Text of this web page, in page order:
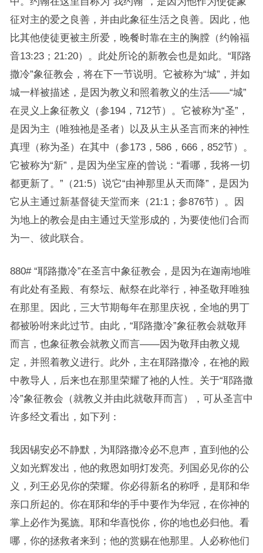
征对主的爱之良善，并由此象征生活之良善。因此，他
比其他使徒更被主所爱，晚餐时靠在主的胸膛（约翰福
音13:23；21:20）。此处所论的新教会也是如此。“耶路
撒冷”象征教会，将在下一节说明。它被称为“城”，并如
城一样被描述，是因为教义和照着教义的生活——“城”
在灵义上象征教义（参194，712节）。它被称为“圣”，
是因为主（唯独祂是圣者）以及从主从圣言而来的神性
真理（称为圣）在其中（参173，586，666，852节）。
它被称为“新”，是因为坐宝座的曾说：“看哪，我将一切
都更新了。”（21:5）说它“由神那里从天而降”，是因为
它从主通过新基督徒天堂而来（21:1；参876节）。因
为地上的教会是由主通过天堂形成的，为要使他们合而
为一、彼此联合。
880# “耶路撒冷”在圣言中象征教会，是因为在迦南地唯
有此处有圣殿、有祭坛、献祭在此举行，神圣敬拜唯独
在那里。因此，三大节期每年在那里庆祝，全地的男丁
都被吩咐来此过节。由此，“耶路撒冷”象征教会就敬拜
而言，也象征教会就教义而言——因为敬拜由教义规
定，并照着教义进行。此外，主在耶路撒冷，在祂的殿
中教导人，后来也在那里荣耀了祂的人性。关于“耶路撒
冷”象征教会（就教义并由此就敬拜而言），可从圣言中
许多经文看出，如下列：
我因锡安必不静默，为耶路撒冷必不息声，直到他的公
义如光辉发出，他的救恩如明灯发亮。列国必见你的公
义，列王必见你的荣耀。你必得新名的称呼，是耶和华
亲口所起的。你在耶和华的手中要作为华冠，在你神的
掌上必作为冕旒。耶和华喜悦你，你的地也必归他。看
哪，你的拯救者来到；他的赏赐在他那里。人必称他们